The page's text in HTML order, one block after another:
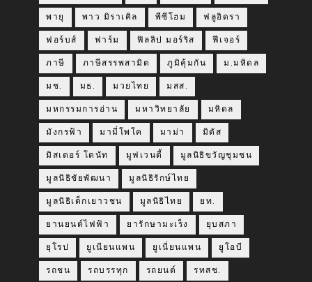
พายุ พาว มิราเคิล พีซีโฮม ฟลูอิดรา
ฟอร์บส์ ฟาร์ม ฟิลลิป มอร์ริส ฟีเจอร์
ภาษี ภาษีสรรพสามิต ภูมิคุ้มกัน ม.มหิดล
มช. มธ. มวยไทย มสส.
มหกรรมการอ่าน มหาวิทยาลัย มหิดล
มังกรฟ้า มามี่โพโค มาม่า มิดัส
มิสเตอร์ โดนัท มูฟเวนดี้ มูลนิธิขวัญชุมชน
มูลนิธิชัยพัฒนา มูลนิธิรักษ์ไทย
มูลนิธิเด็กเยาวชน มูลนิธิไทย ยท.
ยานยนต์ไฟฟ้า ยารักษามะเร็ง ยุบสภา
ยุโรป ยูเนียนแพน ยูเนี่ยนแพน ยูโอบี
รถชน รถบรรทุก รถยนต์ รทสช.